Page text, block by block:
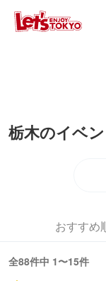
栃木のイベ
おすすめ
全88件中 1〜15件